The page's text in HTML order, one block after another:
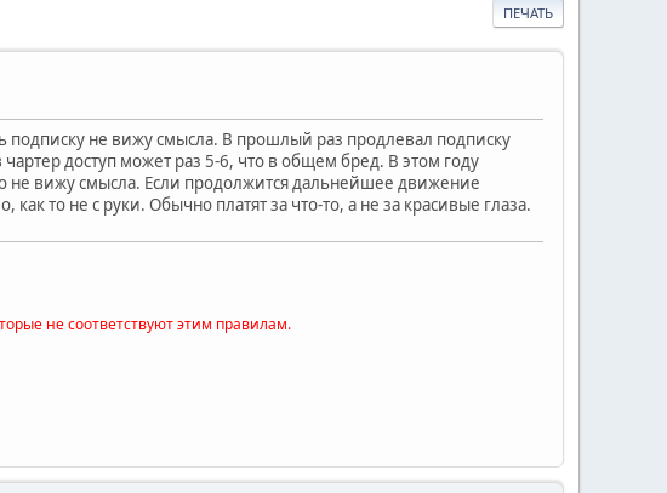
ПЕЧАТЬ
не вижу смысла. В прошлый раз продлевал подписку
доступ может раз 5-6, что в общем бред. В этом году
не вижу смысла. Если продолжится дальнейшее движение
то не с руки. Обычно платят за что-то, а не за красивые глаза.
не соответствуют этим правилам.